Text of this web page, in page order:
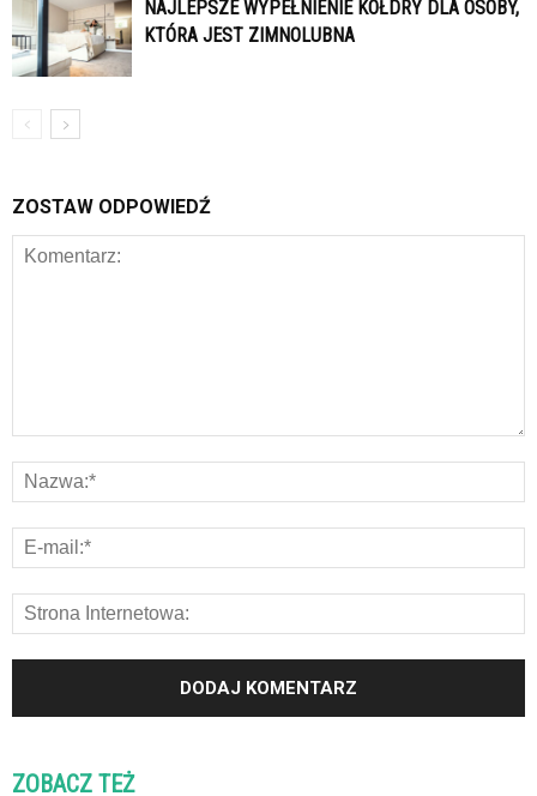
NAJLEPSZE WYPEŁNIENIE KOŁDRY DLA OSOBY,
KTÓRA JEST ZIMNOLUBNA
ZOSTAW ODPOWIEDŹ
ZOBACZ TEŻ